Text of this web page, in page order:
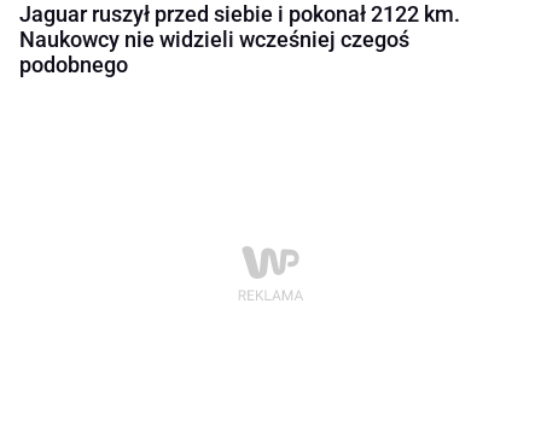
Jaguar ruszył przed siebie i pokonał 2122 km.
Naukowcy nie widzieli wcześniej czegoś
podobnego